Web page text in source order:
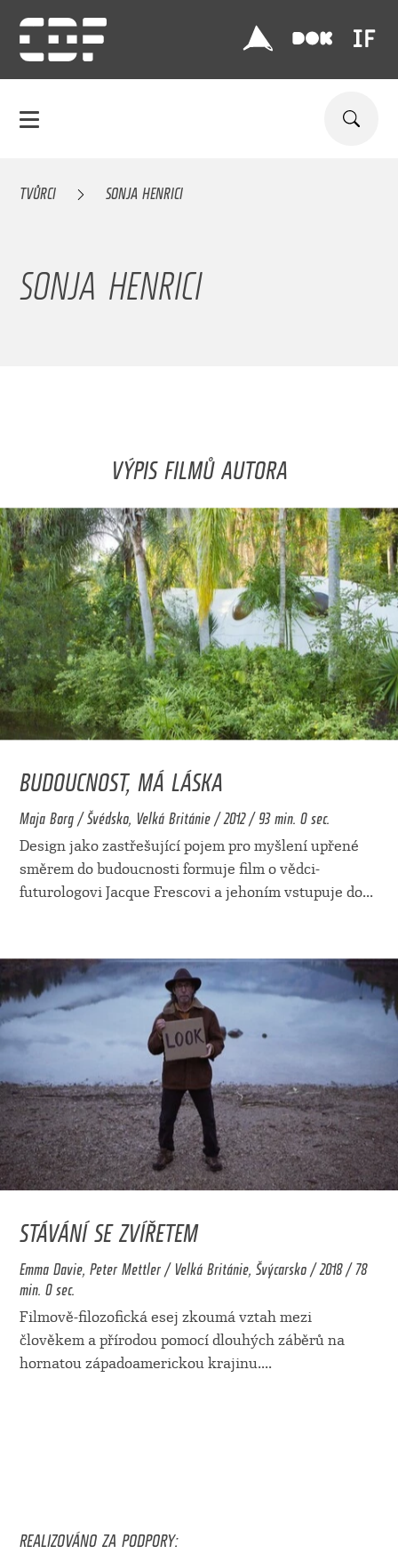
TVŮRCI SONJA HENRICI
SONJA HENRICI
VÝPIS FILMŮ AUTORA
BUDOUCNOST, MÁ LÁSKA
Maja Borg / Švédsko, Velká Británie / 2012 / 93 min. 0 sec.
Design jako zastřešující pojem pro myšlení upřené
směrem do budoucnosti formuje film o vědci-
futurologovi Jacque Frescovi a jehoním vstupuje do...
STÁVÁNÍ SE ZVÍŘETEM
Emma Davie, Peter Mettler / Velká Británie, Švýcarsko / 2018 / 78
min. 0 sec.
Filmově-filozofická esej zkoumá vztah mezi
člověkem a přírodou pomocí dlouhých záběrů na
hornatou západoamerickou krajinu....
REALIZOVÁNO ZA PODPORY: